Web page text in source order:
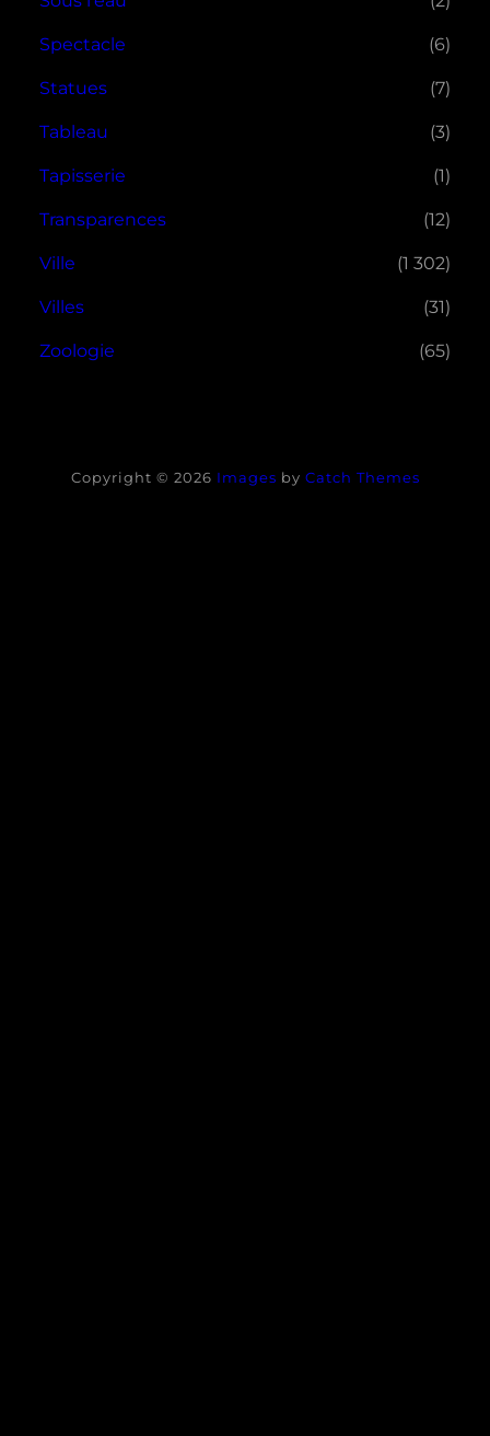
Spectacle (6)
Statues (7)
Tableau (3)
Tapisserie (1)
Transparences (12)
Ville (1 302)
Villes (31)
Zoologie (65)
Copyright © 2026 Images by Catch Themes